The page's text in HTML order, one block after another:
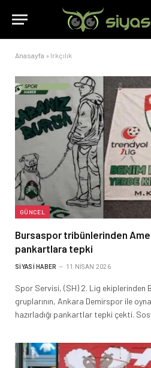
Anasayfa » Irkçılık
GÜNCEL
Bursaspor tribünlerinden
pankartlara tepki
SIYASI HABER 11 NISAN 2026
Spor Servisi, (SH) 2. Lig ekiplerinden
gruplarının, Ankara Demirspor ile
hazırladığı pankartlar tepki çekti.